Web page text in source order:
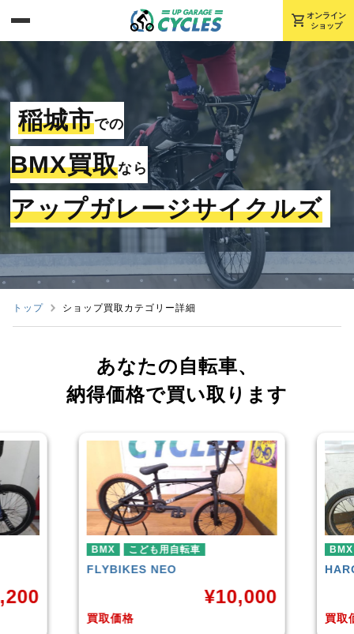
shopping_cart オンライン
ショップ
稲城市での
BMX買取なら
アップガレージサイクルズ
トップ ショップ買取カテゴリー詳細
あなたの自転車、
納得価格で買い取ります
¥10,000
BMX
HARO
¥